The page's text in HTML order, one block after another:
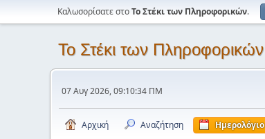
Καλωσορίσατε στοΤο Στέκι των Πληροφορικών.
Το Στέκι των Πληροφορικών
07 Αυγ 2026, 09:10:34 ΠΜ
Αρχική Αναζήτηση Ημερολόγιο